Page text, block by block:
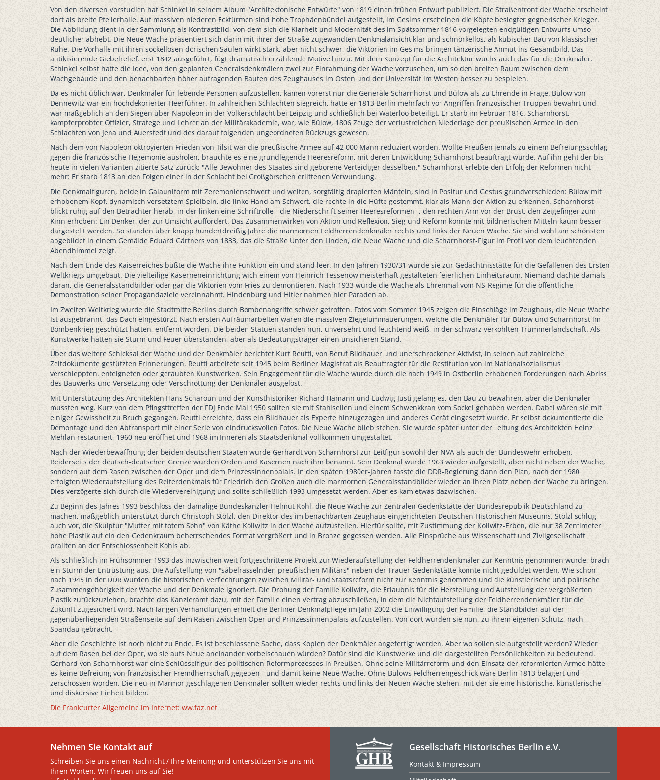
Von den diversen Vorstudien hat Schinkel in seinem Album "Architektonische Entwürfe" von 1819 einen frühen Entwurf publiziert. Die Straßenfront der Wache erscheint
dort als breite Pfeilerhalle. Auf massiven niederen Ecktürmen sind hohe Trophäenbündel aufgestellt, im Gesims erscheinen die Köpfe besiegter gegnerischer Krieger.
Die Abbildung dient in der Sammlung als Kontrastbild, von dem sich die Klarheit und Modernität des im Spätsommer 1816 vorgelegten endgültigen Entwurfs umso
deutlicher abhebt. Die Neue Wache präsentiert sich darin mit ihrer der Straße zugewandten Denkmalansicht klar und schnörkellos, als kubischer Bau von klassischer
Ruhe. Die Vorhalle mit ihren sockellosen dorischen Säulen wirkt stark, aber nicht schwer, die Viktorien im Gesims bringen tänzerische Anmut ins Gesamtbild. Das
antikisierende Giebelrelief, erst 1842 ausgeführt, fügt dramatisch erzählende Motive hinzu. Mit dem Konzept für die Architektur wuchs auch das für die Denkmäler.
Schinkel selbst hatte die Idee, von den geplanten Generalsdenkmälern zwei zur Einrahmung der Wache vorzusehen, um so den breiten Raum zwischen dem
Wachgebäude und den benachbarten höher aufragenden Bauten des Zeughauses im Osten und der Universität im Westen besser zu bespielen.
Da es nicht üblich war, Denkmäler für lebende Personen aufzustellen, kamen vorerst nur die Generäle Scharnhorst und Bülow als zu Ehrende in Frage. Bülow von
Dennewitz war ein hochdekorierter Heerführer. In zahlreichen Schlachten siegreich, hatte er 1813 Berlin mehrfach vor Angriffen französischer Truppen bewahrt und
war maßgeblich an den Siegen über Napoleon in der Völkerschlacht bei Leipzig und schließlich bei Waterloo beteiligt. Er starb im Februar 1816. Scharnhorst,
kampferprobter Offizier, Stratege und Lehrer an der Militärakademie, war, wie Bülow, 1806 Zeuge der verlustreichen Niederlage der preußischen Armee in den
Schlachten von Jena und Auerstedt und des darauf folgenden ungeordneten Rückzugs gewesen.
Nach dem von Napoleon oktroyierten Frieden von Tilsit war die preußische Armee auf 42 000 Mann reduziert worden. Wollte Preußen jemals zu einem Befreiungsschlag
gegen die französische Hegemonie ausholen, brauchte es eine grundlegende Heeresreform, mit deren Entwicklung Scharnhorst beauftragt wurde. Auf ihn geht der bis
heute in vielen Varianten zitierte Satz zurück: "Alle Bewohner des Staates sind geborene Verteidiger desselben." Scharnhorst erlebte den Erfolg der Reformen nicht
mehr: Er starb 1813 an den Folgen einer in der Schlacht bei Großgörschen erlittenen Verwundung.
Die Denkmalfiguren, beide in Galauniform mit Zeremonienschwert und weiten, sorgfältig drapierten Mänteln, sind in Positur und Gestus grundverschieden: Bülow mit
erhobenem Kopf, dynamisch versetztem Spielbein, die linke Hand am Schwert, die rechte in die Hüfte gestemmt, klar als Mann der Aktion zu erkennen. Scharnhorst
blickt ruhig auf den Betrachter herab, in der linken eine Schriftrolle - die Niederschrift seiner Heeresreformen -, den rechten Arm vor der Brust, den Zeigefinger zum
Kinn erhoben: Ein Denker, der zur Umsicht auffordert. Das Zusammenwirken von Aktion und Reflexion, Sieg und Reform konnte mit bildnerischen Mitteln kaum besser
dargestellt werden. So standen über knapp hundertdreißig Jahre die marmornen Feldherrendenkmäler rechts und links der Neuen Wache. Sie sind wohl am schönsten
abgebildet in einem Gemälde Eduard Gärtners von 1833, das die Straße Unter den Linden, die Neue Wache und die Scharnhorst-Figur im Profil vor dem leuchtenden
Abendhimmel zeigt.
Nach dem Ende des Kaiserreiches büßte die Wache ihre Funktion ein und stand leer. In den Jahren 1930/31 wurde sie zur Gedächtnisstätte für die Gefallenen des Ersten
Weltkriegs umgebaut. Die vielteilige Kaserneneinrichtung wich einem von Heinrich Tessenow meisterhaft gestalteten feierlichen Einheitsraum. Niemand dachte damals
daran, die Generalsstandbilder oder gar die Viktorien vom Fries zu demontieren. Nach 1933 wurde die Wache als Ehrenmal vom NS-Regime für die öffentliche
Demonstration seiner Propagandaziele vereinnahmt. Hindenburg und Hitler nahmen hier Paraden ab.
Im Zweiten Weltkrieg wurde die Stadtmitte Berlins durch Bombenangriffe schwer getroffen. Fotos vom Sommer 1945 zeigen die Einschläge im Zeughaus, die Neue Wache
ist ausgebrannt, das Dach eingestürzt. Nach ersten Aufräumarbeiten waren die massiven Ziegelummauerungen, welche die Denkmäler für Bülow und Scharnhorst im
Bombenkrieg geschützt hatten, entfernt worden. Die beiden Statuen standen nun, unversehrt und leuchtend weiß, in der schwarz verkohlten Trümmerlandschaft. Als
Kunstwerke hatten sie Sturm und Feuer überstanden, aber als Bedeutungsträger einen unsicheren Stand.
Über das weitere Schicksal der Wache und der Denkmäler berichtet Kurt Reutti, von Beruf Bildhauer und unerschrockener Aktivist, in seinen auf zahlreiche
Zeitdokumente gestützten Erinnerungen. Reutti arbeitete seit 1945 beim Berliner Magistrat als Beauftragter für die Restitution von im Nationalsozialismus
verschleppten, enteigneten oder geraubten Kunstwerken. Sein Engagement für die Wache wurde durch die nach 1949 in Ostberlin erhobenen Forderungen nach Abriss
des Bauwerks und Versetzung oder Verschrottung der Denkmäler ausgelöst.
Mit Unterstützung des Architekten Hans Scharoun und der Kunsthistoriker Richard Hamann und Ludwig Justi gelang es, den Bau zu bewahren, aber die Denkmäler
mussten weg. Kurz von dem Pfingsttreffen der FDJ Ende Mai 1950 sollten sie mit Stahlseilen und einem Schwenkkran vom Sockel gehoben werden. Dabei wären sie mit
einiger Gewissheit zu Bruch gegangen. Reutti erreichte, dass ein Bildhauer als Experte hinzugezogen und anderes Gerät eingesetzt wurde. Er selbst dokumentierte die
Demontage und den Abtransport mit einer Serie von eindrucksvollen Fotos. Die Neue Wache blieb stehen. Sie wurde später unter der Leitung des Architekten Heinz
Mehlan restauriert, 1960 neu eröffnet und 1968 im Inneren als Staatsdenkmal vollkommen umgestaltet.
Nach der Wiederbewaffnung der beiden deutschen Staaten wurde Gerhardt von Scharnhorst zur Leitfigur sowohl der NVA als auch der Bundeswehr erhoben.
Beiderseits der deutsch-deutschen Grenze wurden Orden und Kasernen nach ihm benannt. Sein Denkmal wurde 1963 wieder aufgestellt, aber nicht neben der Wache,
sondern auf dem Rasen zwischen der Oper und dem Prinzessinnenpalais. In den späten 1980er-Jahren fasste die DDR-Regierung dann den Plan, nach der 1980
erfolgten Wiederaufstellung des Reiterdenkmals für Friedrich den Großen auch die marmornen Generalsstandbilder wieder an ihren Platz neben der Wache zu bringen.
Dies verzögerte sich durch die Wiedervereinigung und sollte schließlich 1993 umgesetzt werden. Aber es kam etwas dazwischen.
Zu Beginn des Jahres 1993 beschloss der damalige Bundeskanzler Helmut Kohl, die Neue Wache zur Zentralen Gedenkstätte der Bundesrepublik Deutschland zu
machen, maßgeblich unterstützt durch Christoph Stölzl, den Direktor des im benachbarten Zeughaus eingerichteten Deutschen Historischen Museums. Stölzl schlug
auch vor, die Skulptur "Mutter mit totem Sohn" von Käthe Kollwitz in der Wache aufzustellen. Hierfür sollte, mit Zustimmung der Kollwitz-Erben, die nur 38 Zentimeter
hohe Plastik auf ein den Gedenkraum beherrschendes Format vergrößert und in Bronze gegossen werden. Alle Einsprüche aus Wissenschaft und Zivilgesellschaft
prallten an der Entschlossenheit Kohls ab.
Als schließlich im Frühsommer 1993 das inzwischen weit fortgeschrittene Projekt zur Wiederaufstellung der Feldherrendenkmäler zur Kenntnis genommen wurde, brach
ein Sturm der Entrüstung aus. Die Aufstellung von "säbelrasselnden preußischen Militärs" neben der Trauer-Gedenkstätte konnte nicht geduldet werden. Wie schon
nach 1945 in der DDR wurden die historischen Verflechtungen zwischen Militär- und Staatsreform nicht zur Kenntnis genommen und die künstlerische und politische
Zusammengehörigkeit der Wache und der Denkmale ignoriert. Die Drohung der Familie Kollwitz, die Erlaubnis für die Herstellung und Aufstellung der vergrößerten
Plastik zurückzuziehen, brachte das Kanzleramt dazu, mit der Familie einen Vertrag abzuschließen, in dem die Nichtaufstellung der Feldherrendenkmäler für die
Zukunft zugesichert wird. Nach langen Verhandlungen erhielt die Berliner Denkmalpflege im Jahr 2002 die Einwilligung der Familie, die Standbilder auf der
gegenüberliegenden Straßenseite auf dem Rasen zwischen Oper und Prinzessinnenpalais aufzustellen. Von dort wurden sie nun, zu ihrem eigenen Schutz, nach
Spandau gebracht.
Aber die Geschichte ist noch nicht zu Ende. Es ist beschlossene Sache, dass Kopien der Denkmäler angefertigt werden. Aber wo sollen sie aufgestellt werden? Wieder
auf dem Rasen bei der Oper, wo sie aufs Neue aneinander vorbeischauen würden? Dafür sind die Kunstwerke und die dargestellten Persönlichkeiten zu bedeutend.
Gerhard von Scharnhorst war eine Schlüsselfigur des politischen Reformprozesses in Preußen. Ohne seine Militärreform und den Einsatz der reformierten Armee hätte
es keine Befreiung von französischer Fremdherrschaft gegeben - und damit keine Neue Wache. Ohne Bülows Feldherrengeschick wäre Berlin 1813 belagert und
zerschossen worden. Die neu in Marmor geschlagenen Denkmäler sollten wieder rechts und links der Neuen Wache stehen, mit der sie eine historische, künstlerische
und diskursive Einheit bilden.
Die Frankfurter Allgemeine im Internet: ww.faz.net
Nehmen Sie Kontakt auf
Schreiben Sie uns einen Nachricht / Ihre Meinung und unterstützen Sie uns mit
Ihren Worten. Wir freuen uns auf Sie!
Gesellschaft Historisches Berlin e.V.
Kontakt & Impressum